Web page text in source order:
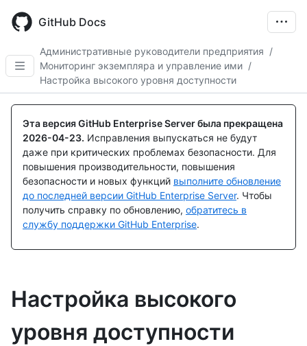
main
GitHub Docs
Административные руководители предприятия /
Мониторинг экземпляра и управление ими /
Настройка высокого уровня доступности
Эта версия GitHub Enterprise Server была прекращена
2026-04-23. Исправления выпускаться не будут
даже при критических проблемах безопасности. Для
повышения производительности, повышения
безопасности и новых функций выполните обновление
до последней версии GitHub Enterprise Server. Чтобы
получить справку по обновлению, обратитесь в
службу поддержки GitHub Enterprise.
Настройка высокого
уровня доступности